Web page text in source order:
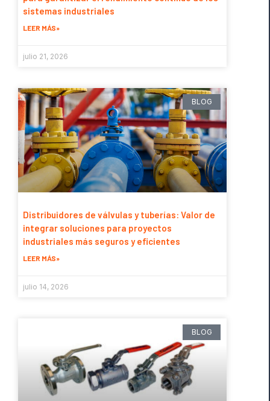
sistemas industriales
LEER MÁS»
julio 21, 2026
BLOG
Distribuidores de válvulas y tuberías: Valor de
integrar soluciones para proyectos
industriales más seguros y eficientes
LEER MÁS»
julio 14, 2026
BLOG